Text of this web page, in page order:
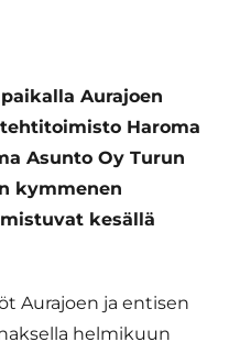
Aurajoen
Haroma
Asunto Oy Turun
kymmenen
kesällä
Aurajoen ja entisen
helmikuun